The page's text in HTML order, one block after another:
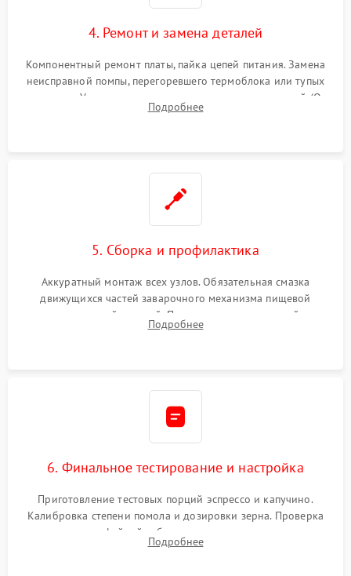
4. Ремонт и замена деталей
Компонентный ремонт платы, пайка цепей питания. Замена
неисправной помпы, перегоревшего термоблока или тупых
жерновов. Установка новых силиконовых уплотнителей (O-
ring) и тефлоновых трубок для надежного устранения
Подробнее
5. Сборка и профилактика
Аккуратный монтаж всех узлов. Обязательная смазка
движущихся частей заварочного механизма пищевой
силиконовой смазкой. Проведение программной
декальцинации и очистки системы от кофейных масел.
Подробнее
6. Финальное тестирование и настройка
Приготовление тестовых порций эспрессо и капучино.
Калибровка степени помола и дозировки зерна. Проверка
плотности кофейной таблетки, температуры напитка и
качества молочной пены. Контроль отсутствия посторонних
Подробнее